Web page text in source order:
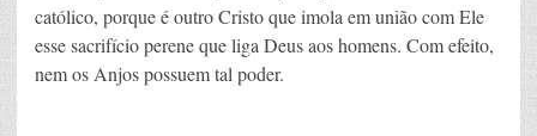
católico, porque é outro Cristo que imola em união com Ele
esse sacrifício perene que liga Deus aos homens. Com efeito,
nem os Anjos possuem tal poder.